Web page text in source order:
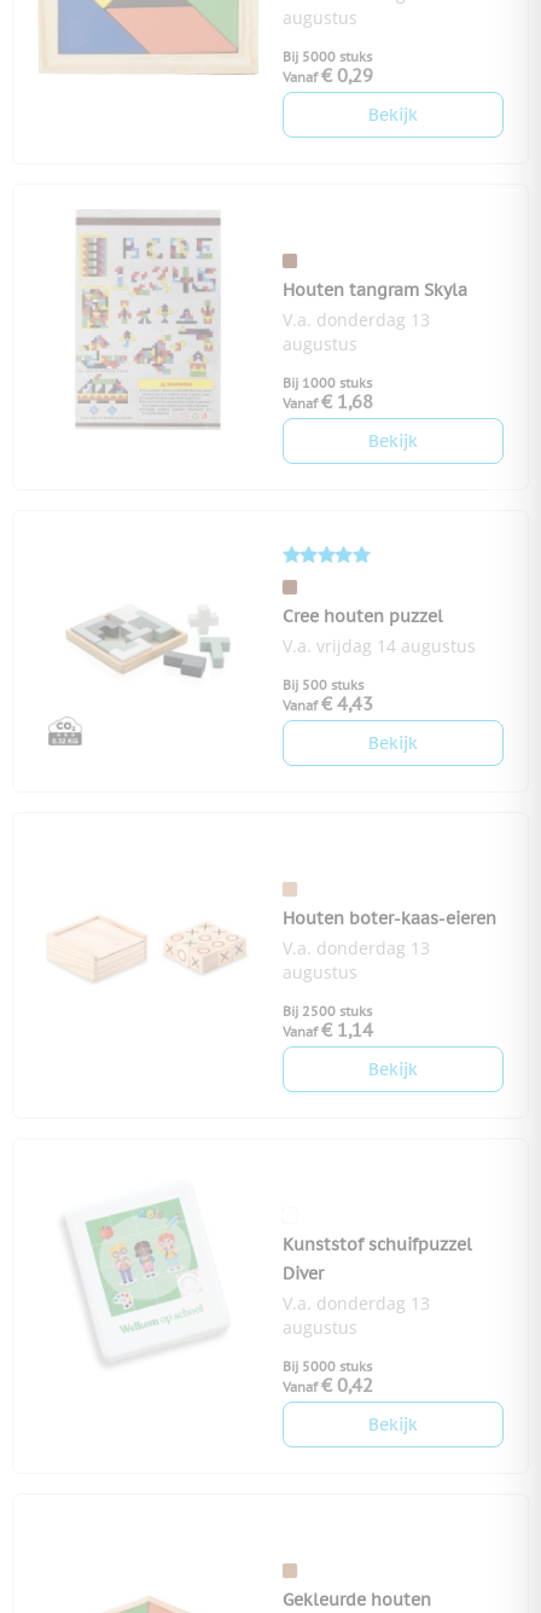
augustus
Bij 5000 stuks
Vanaf € 0,29
Bekijk
Houten tangram Skyla
V.a. donderdag 13
augustus
Bij 1000 stuks
Vanaf € 1,68
Bekijk
Cree houten puzzel
V.a. vrijdag 14 augustus
Bij 500 stuks
Vanaf € 4,43
Bekijk
Houten boter-kaas-eieren
V.a. donderdag 13
augustus
Bij 2500 stuks
Vanaf € 1,14
Bekijk
Kunststof schuifpuzzel
Diver
V.a. donderdag 13
augustus
Bij 5000 stuks
Vanaf € 0,42
Bekijk
Gekleurde houten